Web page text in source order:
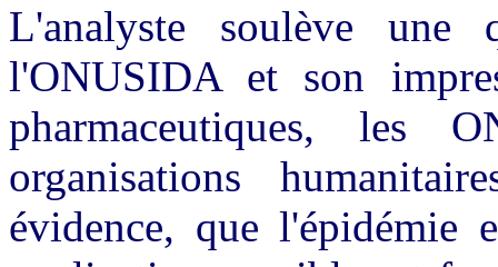
L'analyste soulève une
l'ONUSIDA et son
pharmaceutiques, les
organisations
évidence, que l'épidémie